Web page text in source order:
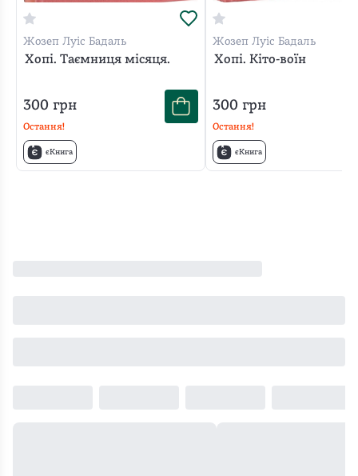
Жозеп Луіс Бадаль
Хопі. Таємниця місяця.
300 грн
Остання!
єКнига
Жозеп Луіс Бадаль
Хопі. Кіто-воїн
300грн
Остання!
єКнига